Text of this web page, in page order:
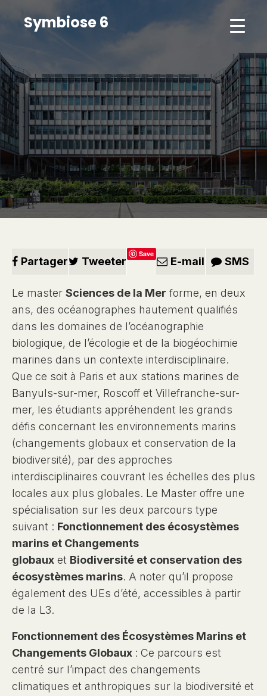
Symbiose 6
Partager Tweeter
Save
E-mail SMS
Le master Sciences de la Mer forme, en deux
ans, des océanographes hautement qualifiés
dans les domaines de l’océanographie
biologique, de l’écologie et de la biogéochimie
marines dans un contexte interdisciplinaire.
Que ce soit à Paris et aux stations marines de
Banyuls-sur-mer, Roscoff et Villefranche-sur-
mer, les étudiants appréhendent les grands
défis concernant les environnements marins
(changements globaux et conservation de la
biodiversité), par des approches
interdisciplinaires couvrant les échelles des plus
locales aux plus globales. Le Master offre une
spécialisation sur les deux parcours type
suivant : Fonctionnement des écosystèmes
marins et Changements
globaux et Biodiversité et conservation des
écosystèmes marins. A noter qu’il propose
également des UEs d’été, accessibles à partir
de la L3.
Fonctionnement des Écosystèmes Marins et
Changements Globaux : Ce parcours est
centré sur l’impact des changements
climatiques et anthropiques sur la biodiversité et